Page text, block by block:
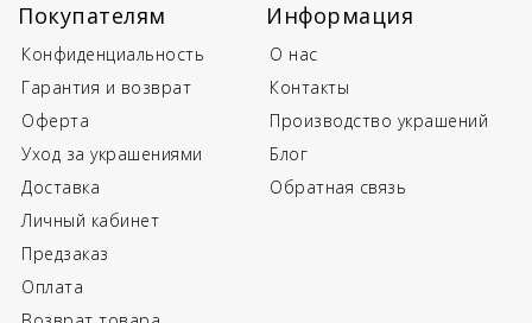
Покупателям
Конфиденциальность
Гарантия и возврат
Оферта
Уход за украшениями
Доставка
Личный кабинет
Предзаказ
Оплата
Информация
О нас
Контакты
Производство украшений
Блог
Обратная связь